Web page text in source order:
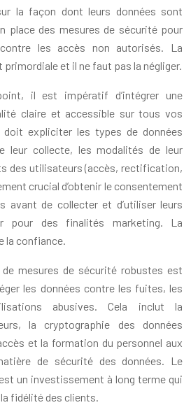
la façon dont leurs données sont
place des mesures de sécurité pour
les accès non autorisés. La
et il ne faut pas la négliger.
il est impératif d’intégrer une
claire et accessible sur tous vos
doit expliciter les types de données
leur collecte, les modalités de leur
des utilisateurs (accès, rectification,
crucial d’obtenir le consentement
avant de collecter et d’utiliser leurs
pour des finalités marketing. La
la confiance.
mesures de sécurité robustes est
les données contre les fuites, les
abusives. Cela inclut la
la cryptographie des données
et la formation du personnel aux
de sécurité des données. Le
un investissement à long terme qui
fidélité des clients.